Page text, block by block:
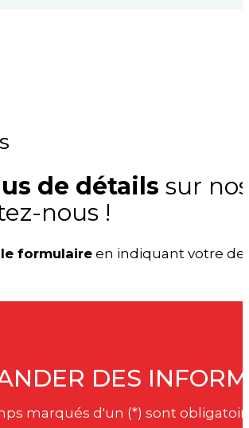
de détails sur
nous !
formulaire en indiquant votre
DES
marqués d'un (*) sont